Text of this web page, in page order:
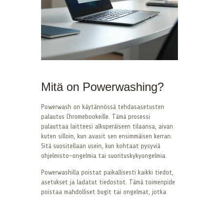
Mitä on Powerwashing?
Powerwash on käytännössä tehdasasetusten
palautus Chromebookeille. Tämä prosessi
palauttaa laitteesi alkuperäiseen tilaansa, aivan
kuten silloin, kun avasit sen ensimmäisen kerran.
Sitä suositellaan usein, kun kohtaat pysyviä
ohjelmisto-ongelmia tai suorituskykyongelmia.
Powerwashilla poistat paikallisesti kaikki tiedot,
asetukset ja ladatut tiedostot. Tämä toimenpide
poistaa mahdolliset bugit tai ongelmat, jotka